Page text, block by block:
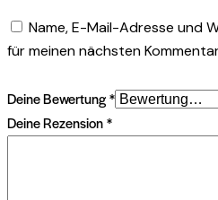
Name, E-Mail-Adresse und
für meinen nächsten
Deine Bewertung*
Deine Rezension*